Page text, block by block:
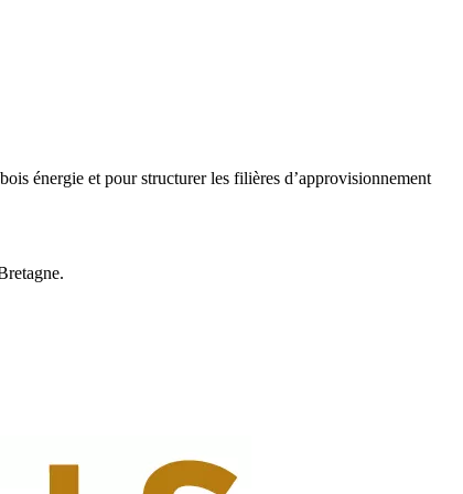
énergie et pour structurer les filières d’approvisionnement